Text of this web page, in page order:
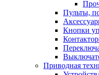
Пульты,
Кнопки
Приводная